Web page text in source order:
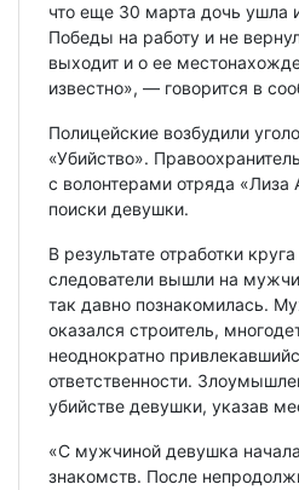
что еще 30 марта дочь ушла
Победы на работу и не
выходит и о ее
известно», — говорится в
Полицейские возбудили
«Убийство».
с волонтерами отряда
поиски девушки.
В результате отработки
следователи вышли на
так давно познакомилась.
оказался строитель,
неоднократно
ответственности.
убийстве девушки, указав
«С мужчиной девушка
знакомств. После